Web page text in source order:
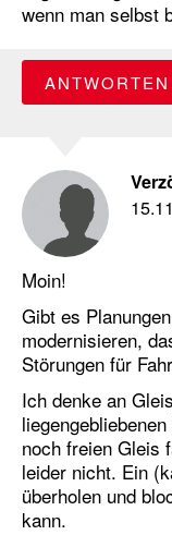
wenn man selbst
ANTWORTEN
Moin!
Gibt es
modernisieren,
Störungen für
Ich denke an
noch freien Gleis
leider nicht. Ein
überholen und
kann.